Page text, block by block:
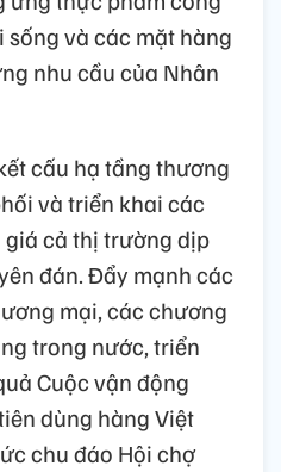
và các mặt hàng
nhu cầu của Nhân
cấu hạ tầng thương
và triển khai các
cả thị trường dịp
đán. Đẩy mạnh các
mại, các chương
trong nước, triển
Cuộc vận động
dùng hàng Việt
chu đáo Hội chợ